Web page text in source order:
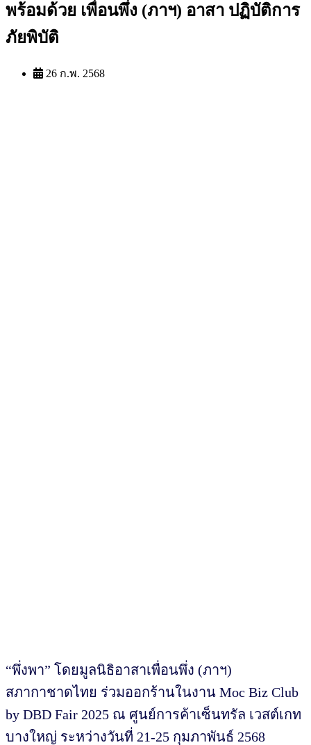
พร้อมด้วย เพื่อนพึ่ง (ภาฯ) อาสา ปฏิบัติการ
ภัยพิบัติ
26 ก.พ. 2568
“พึ่งพา” โดยมูลนิธิอาสาเพื่อนพึ่ง (ภาฯ)
สภากาชาดไทย ร่วมออกร้านในงาน Moc Biz Club
by DBD Fair 2025 ณ ศูนย์การค้าเซ็นทรัล เวสต์เกท
บางใหญ่ ระหว่างวันที่ 21-25 กุมภาพันธ์ 2568